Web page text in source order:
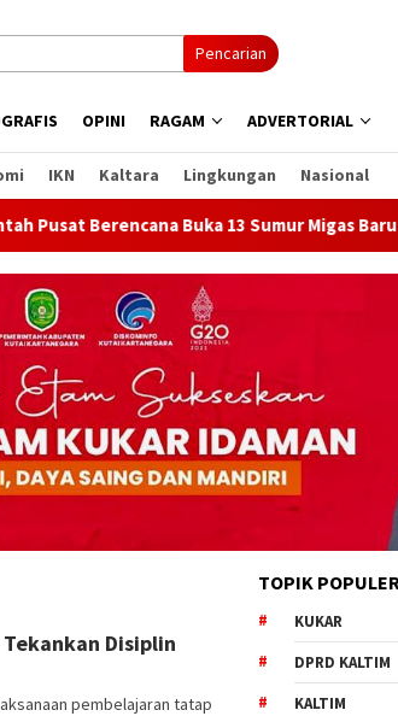
Pencarian
OPINI RAGAM ADVERTORIAL
IKN Kaltara Lingkungan Nasional
Buka 13 Sumur Migas Baru di Samboja
Disiplin
pembelajaran tatap
TOPIK POPULER
KUKAR
DPRD KALTIM
KALTIM